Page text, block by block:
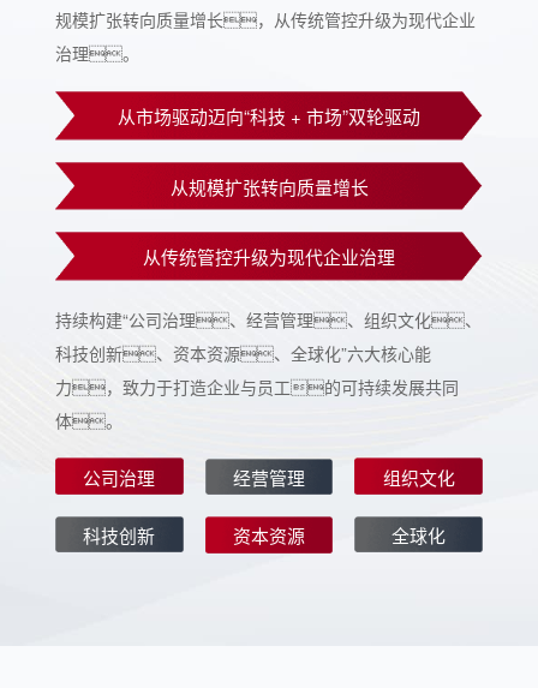
规模扩张转向质量增长，从传统管控升级为现代企业
治理。
从市场驱动迈向“科技 + 市场”双轮驱动
从规模扩张转向质量增长
从传统管控升级为现代企业治理
持续构建“公司治理、经营管理、组织文化、
科技创新、资本资源、全球化”六大核心能
力，致力于打造企业与员工的可持续发展共同
体。
公司治理 经营管理 组织文化
科技创新 资本资源 全球化